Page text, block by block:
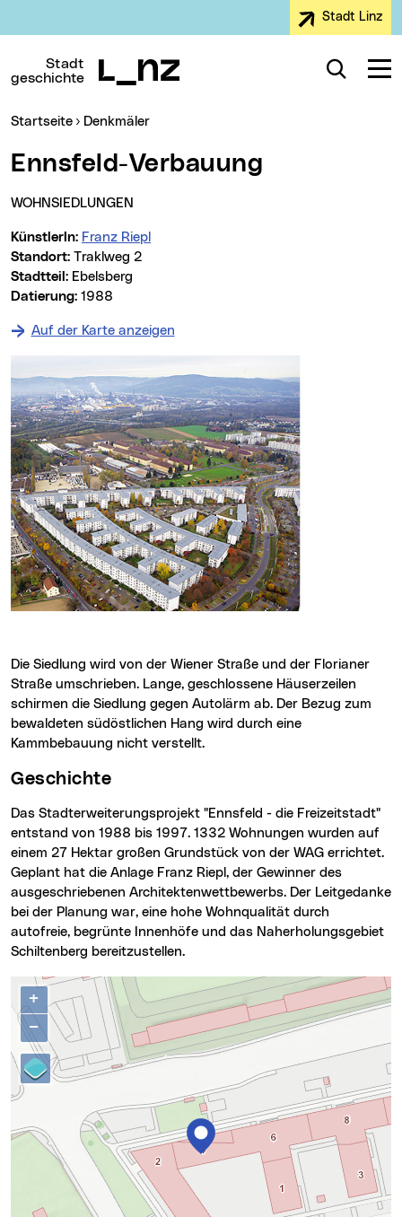
Stadt Linz
Stadt
geschichte
Suche
Sie sind hier:
Startseite Denkmäler
Ennsfeld-Verbauung
WOHNSIEDLUNGEN
KünstlerIn: Franz Riepl
Standort: Traklweg 2
Stadtteil: Ebelsberg
Datierung: 1988
Auf der Karte anzeigen
Die Siedlung wird von der Wiener Straße und der Florianer
Straße umschrieben. Lange, geschlossene Häuserzeilen
schirmen die Siedlung gegen Autolärm ab. Der Bezug zum
bewaldeten südöstlichen Hang wird durch eine
Kammbebauung nicht verstellt.
Geschichte
Das Stadterweiterungsprojekt "Ennsfeld - die Freizeitstadt"
entstand von 1988 bis 1997. 1332 Wohnungen wurden auf
einem 27 Hektar großen Grundstück von der WAG errichtet.
Geplant hat die Anlage Franz Riepl, der Gewinner des
ausgeschriebenen Architektenwettbewerbs. Der Leitgedanke
bei der Planung war, eine hohe Wohnqualität durch
autofreie, begrünte Innenhöfe und das Naherholungsgebiet
Schiltenberg bereitzustellen.
Karte überspringen
+
−